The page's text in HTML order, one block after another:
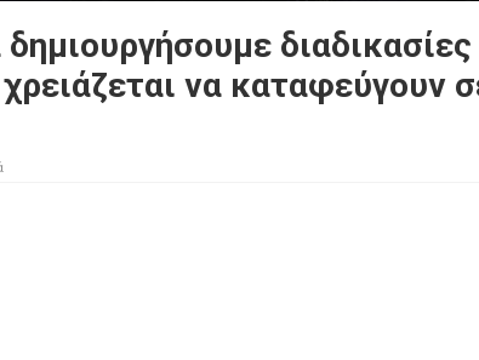
διαδικασίες
να καταφεύγουν